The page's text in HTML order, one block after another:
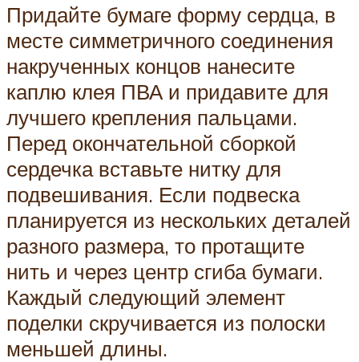
Придайте бумаге форму сердца, в
месте симметричного соединения
накрученных концов нанесите
каплю клея ПВА и придавите для
лучшего крепления пальцами.
Перед окончательной сборкой
сердечка вставьте нитку для
подвешивания. Если подвеска
планируется из нескольких деталей
разного размера, то протащите
нить и через центр сгиба бумаги.
Каждый следующий элемент
поделки скручивается из полоски
меньшей длины.